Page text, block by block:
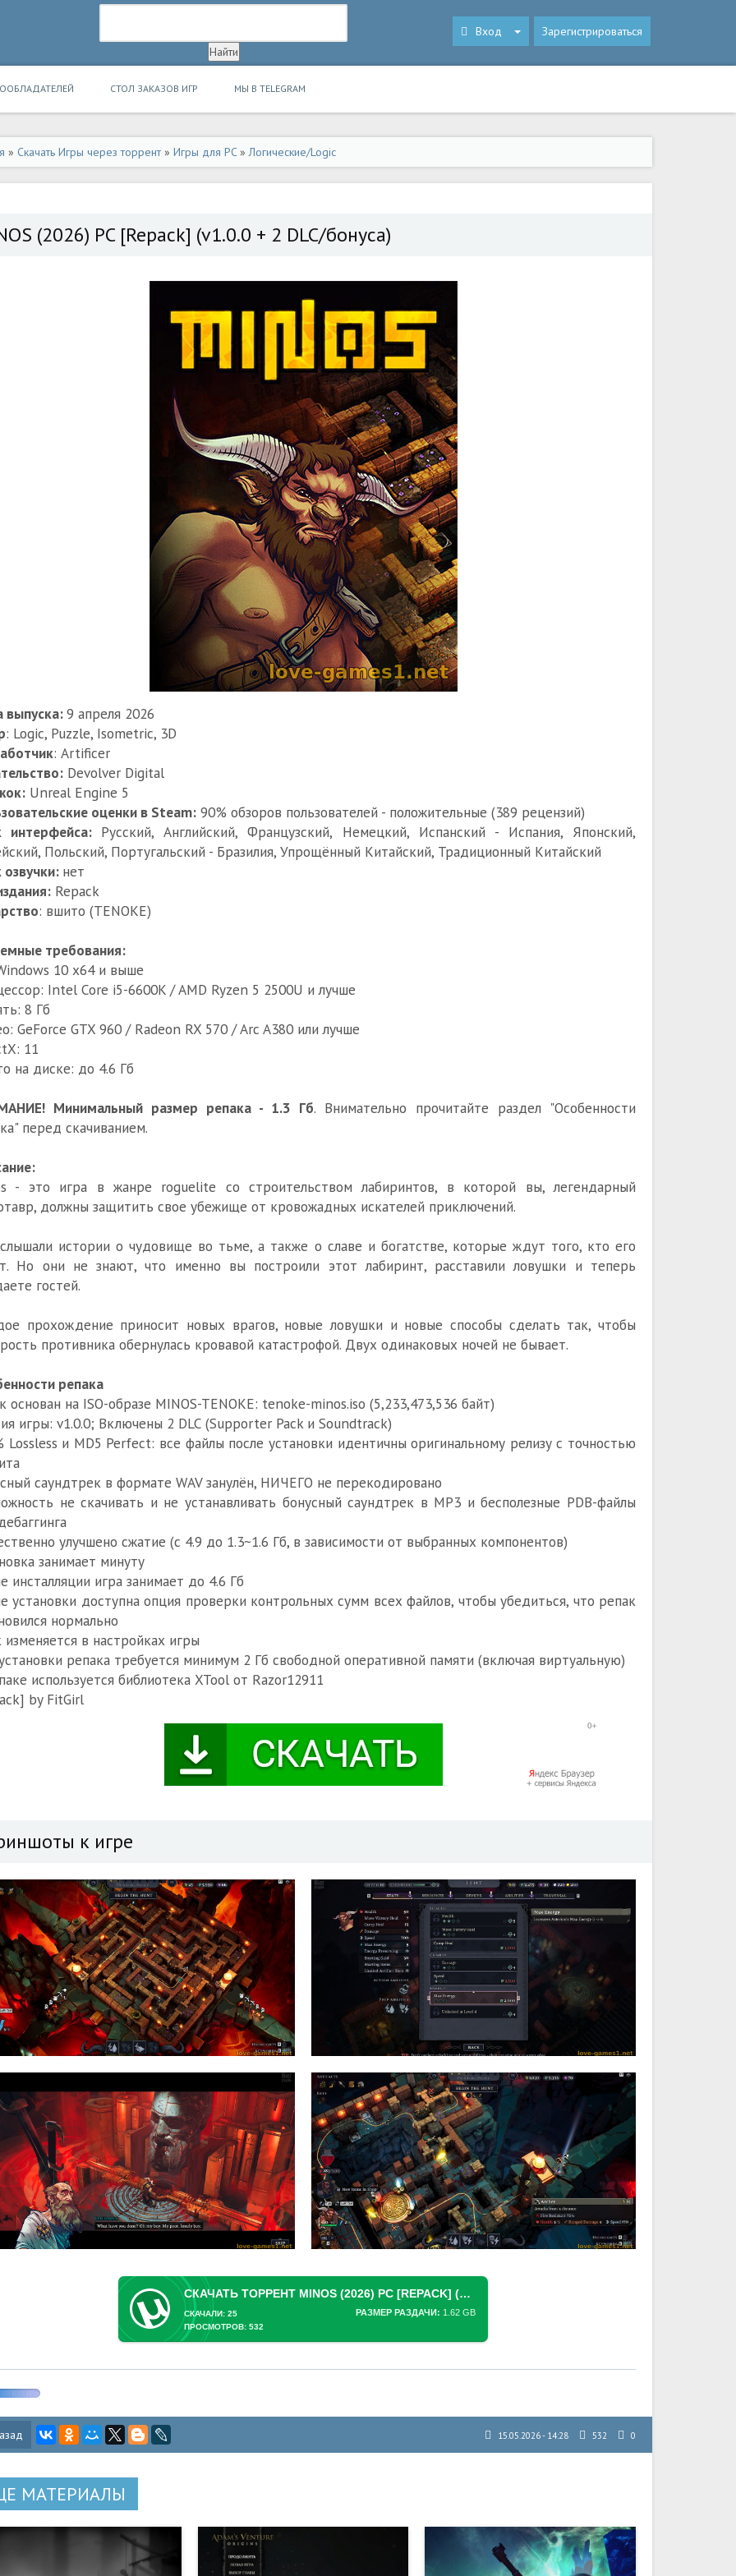
Вход Зарегистрироваться
СТОЛ ЗАКАЗОВ ИГР МЫ В TELEGRAM
» Скачать Игры через торрент» Игры для PC»Логические/Logic
(2026) PC [Repack] (v1.0.0 + 2 DLC/бонуса)
выпуска:9 апреля 2026
: Logic, Puzzle, Isometric, 3D
: Artificer
Devolver Digital
Unreal Engine 5
оценки в Steam: 90% обзоров пользователей - положительные (389 рецензий)
интерфейса: Русский, Английский, Французский, Немецкий, Испанский - Испания, Японский,
Польский, Португальский - Бразилия, Упрощённый Китайский, Традиционный Китайский
нет
Repack
: вшито (TENOKE)
требования:
10 x64 и выше
Intel Core i5-6600K / AMD Ryzen 5 2500U и лучше
8 Гб
GeForce GTX 960 / Radeon RX 570 / Arc A380 или лучше
11
на диске: до 4.6 Гб
Минимальный размер репака - 1.3 Гб. Внимательно прочитайте раздел "Особенности
перед скачиванием.
- это игра в жанре roguelite со строительством лабиринтов, в которой вы, легендарный
должны защитить свое убежище от кровожадных искателей приключений.
истории о чудовище во тьме, а также о славе и богатстве, которые ждут того, кто его
Но они не знают, что именно вы построили этот лабиринт, расставили ловушки и теперь
гостей.
прохождение приносит новых врагов, новые ловушки и новые способы сделать так, чтобы
противника обернулась кровавой катастрофой. Двух одинаковых ночей не бывает.
репака
основан на ISO-образе MINOS-TENOKE: tenoke-minos.iso (5,233,473,536 байт)
игры: v1.0.0; Включены 2 DLC (Supporter Pack и Soundtrack)
Lossless и MD5 Perfect: все файлы после установки идентичны оригинальному релизу с точностью
саундтрек в формате WAV занулён, НИЧЕГО не перекодировано
не скачивать и не устанавливать бонусный саундтрек в MP3 и бесполезные PDB-файлы
улучшено сжатие (с 4.9 до 1.3~1.6 Гб, в зависимости от выбранных компонентов)
занимает минуту
инсталляции игра занимает до 4.6 Гб
установки доступна опция проверки контрольных сумм всех файлов, чтобы убедиться, что репак
нормально
в настройках игры
репака требуется минимум 2 Гб свободной оперативной памяти (включая виртуальную)
используется библиотека XTool от Razor12911
by FitGirl
к игре
СКАЧАТЬ ТОРРЕНТ MINOS (2026) PC [REPACK] (V1.0.0 + 2 DLC/БОНУСА)
РАЗМЕР РАЗДАЧИ: 1.62 GB
СКАЧАЛИ: 25
ПРОСМОТРОВ: 532
15.05.2026 - 14:28 532 0
МАТЕРИАЛЫ